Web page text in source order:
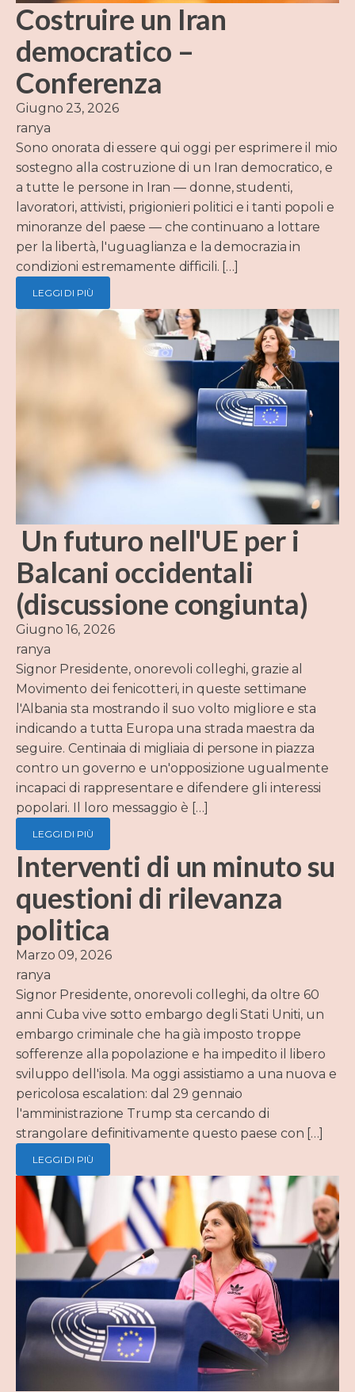
Costruire un Iran
democratico –
Conferenza
Giugno 23, 2026
ranya
Sono onorata di essere qui oggi per esprimere il mio
sostegno alla costruzione di un Iran democratico, e
a tutte le persone in Iran — donne, studenti,
lavoratori, attivisti, prigionieri politici e i tanti popoli e
minoranze del paese — che continuano a lottare
per la libertà, l'uguaglianza e la democrazia in
condizioni estremamente difficili. […]
LEGGI DI PIÙ
Un futuro nell'UE per i
Balcani occidentali
(discussione congiunta)
Giugno 16, 2026
ranya
Signor Presidente, onorevoli colleghi, grazie al
Movimento dei fenicotteri, in queste settimane
l'Albania sta mostrando il suo volto migliore e sta
indicando a tutta Europa una strada maestra da
seguire. Centinaia di migliaia di persone in piazza
contro un governo e un'opposizione ugualmente
incapaci di rappresentare e difendere gli interessi
popolari. Il loro messaggio è […]
LEGGI DI PIÙ
Interventi di un minuto su
questioni di rilevanza
politica
Marzo 09, 2026
ranya
Signor Presidente, onorevoli colleghi, da oltre 60
anni Cuba vive sotto embargo degli Stati Uniti, un
embargo criminale che ha già imposto troppe
sofferenze alla popolazione e ha impedito il libero
sviluppo dell'isola. Ma oggi assistiamo a una nuova e
pericolosa escalation: dal 29 gennaio
l'amministrazione Trump sta cercando di
strangolare definitivamente questo paese con […]
LEGGI DI PIÙ